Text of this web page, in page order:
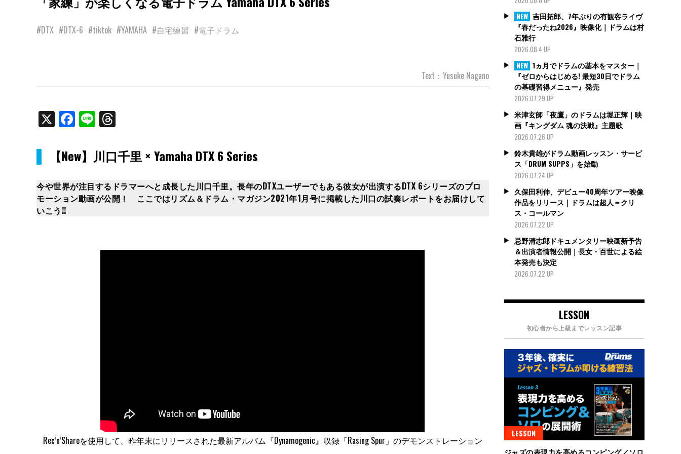
#DTX #DTX-6 #tiktok #YAMAHA #自宅練習 #電子ドラム
Text：Yusuke Nagano
X Facebook
Line
【New】川口千里 × Yamaha DTX 6 Series
今や世界が注目するドラマーへと成長した川口千里。長年のDTXユーザーでもある彼女が出演するDTX 6シリーズのプロ
モーション動画が公開！ ここではリズム＆ドラム・マガジン2021年1月号に掲載した川口の試奏レポートをお届けして
いこう!!
Rec’n’Shareを使用して、昨年末にリリースされた最新アルバム『Dynamogenic』収録「Rasing Spur」のデモンストレーション
NEW 吉田拓郎、7年ぶりの有観客ライヴ
『春だったね2026』映像化｜ドラムは村
石雅行
2026.08.4 UP
NEW 1ヵ月でドラムの基本をマスター｜
『ゼロからはじめる! 最短30日でドラム
の基礎習得メニュー』発売
2026.07.29 UP
米津玄師「夜鷹」のドラムは堀正輝｜映
画『キングダム 魂の決戦』主題歌
2026.07.26 UP
鈴木貴雄がドラム動画レッスン・サービ
ス「DRUM SUPPS」を始動
2026.07.24 UP
久保田利伸、デビュー40周年ツアー映像
作品をリリース｜ドラムは超人＝クリ
ス・コールマン
2026.07.22 UP
忌野清志郎ドキュメンタリー映画新予告
＆出演者情報公開｜長女・百世による絵
本発売も決定
2026.07.22 UP
LESSON
初心者から上級までレッスン記事
LESSON
ジャズの表現力を高めるコンピング／ソロ